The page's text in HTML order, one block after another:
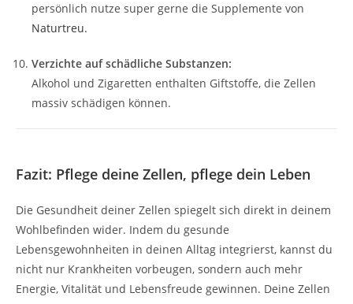
persönlich nutze super gerne die Supplemente von
Naturtreu.
Verzichte auf schädliche Substanzen:
Alkohol und Zigaretten enthalten Giftstoffe, die Zellen
massiv schädigen können.
Fazit: Pflege deine Zellen, pflege dein Leben
Die Gesundheit deiner Zellen spiegelt sich direkt in deinem
Wohlbefinden wider. Indem du gesunde
Lebensgewohnheiten in deinen Alltag integrierst, kannst du
nicht nur Krankheiten vorbeugen, sondern auch mehr
Energie, Vitalität und Lebensfreude gewinnen. Deine Zellen